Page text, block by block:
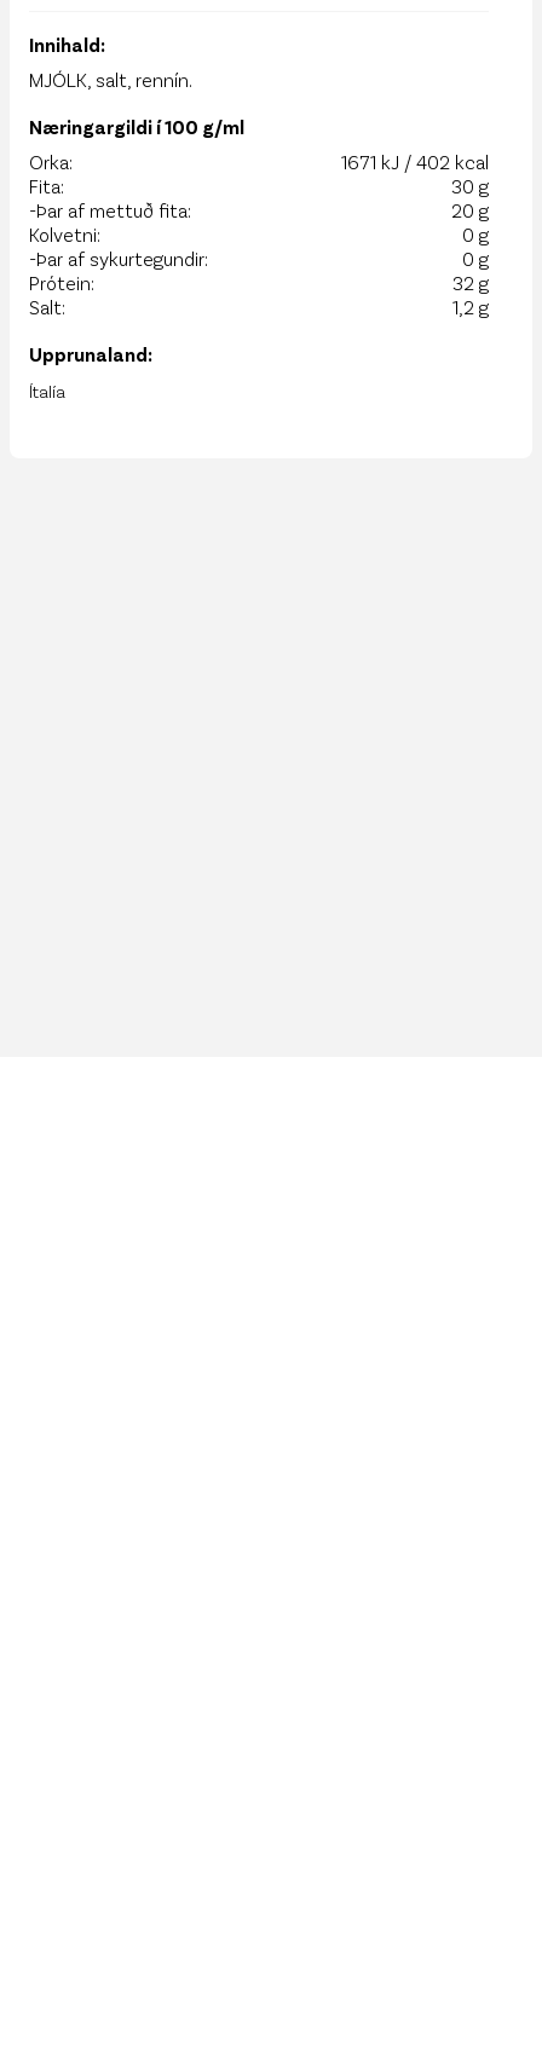
Innihald:
MJÓLK, salt, rennín.
Næringargildi í 100 g/ml
Orka:
1671 kJ / 402 kcal
Fita:
30 g
-Þar af mettuð fita:
20 g
Kolvetni:
0 g
-Þar af sykurtegundir:
0 g
Prótein:
32 g
Salt:
1,2 g
Upprunaland:
Ítalía